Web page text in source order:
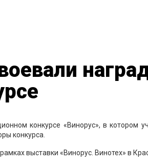
конкурсе «Винорус», в котором
конкурса.
выставки «Винорус. Винотех» в